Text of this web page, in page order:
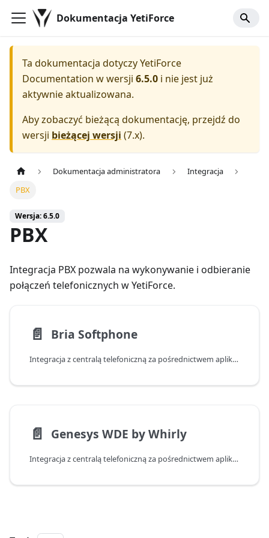
Dokumentacja YetiForce
Ta dokumentacja dotyczyYetiForce
Documentation w wersji 6.5.0 i nie jest już
aktywnie aktualizowana.
Aby zobaczyć bieżącą dokumentację, przejdź do
wersji bieżącej wersji (7.x).
Dokumentacja administratora
Integracja
PBX
Wersja: 6.5.0
PBX
Integracja PBX pozwala na wykonywanie i odbieranie
połączeń telefonicznych w YetiForce.
📄️ Bria Softphone
Integracja z centralą telefoniczną za pośrednictwem aplikacji Bria Softphone
📄️ Genesys WDE by Whirly
Integracja z centralą telefoniczną za pośrednictwem aplikacji Genesys Workspace Desktop Edition